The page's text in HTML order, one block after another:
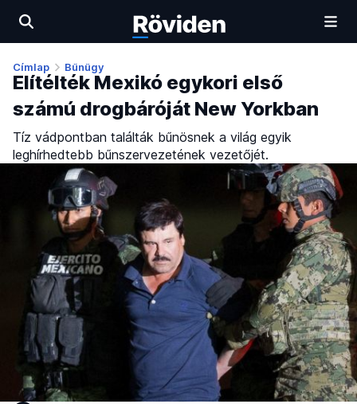
Címlap Bűnügy
Elítélték Mexikó egykori első
számú drogbáróját New Yorkban
Tíz vádpontban találták bűnösnek a világ egyik
leghírhedtebb bűnszervezetének vezetőjét.